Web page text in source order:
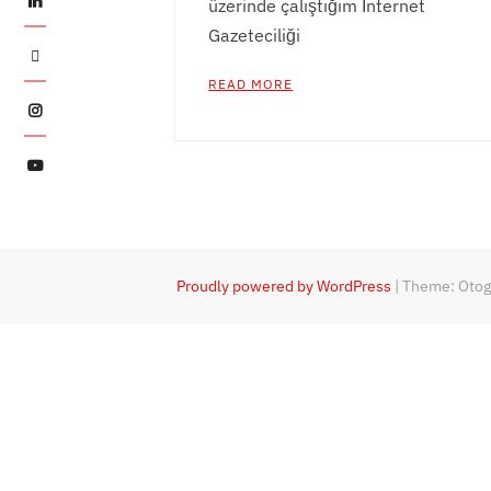
Twitter
Instagram
YouTube
üzerinde çalıştığım İnternet
Gazeteciliği
READ MORE
Proudly powered by WordPress |Theme: